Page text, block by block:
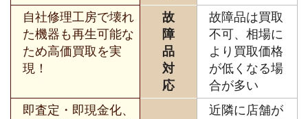
自社修理工房で壊れ
た機器も再生可能な
ため高価買取を実
現！
故
障
品
対
応
故障品は買取
不可、相場に
より買取価格
が低くなる場
合が多い
即査定・即現金化、
近隣に店舗が